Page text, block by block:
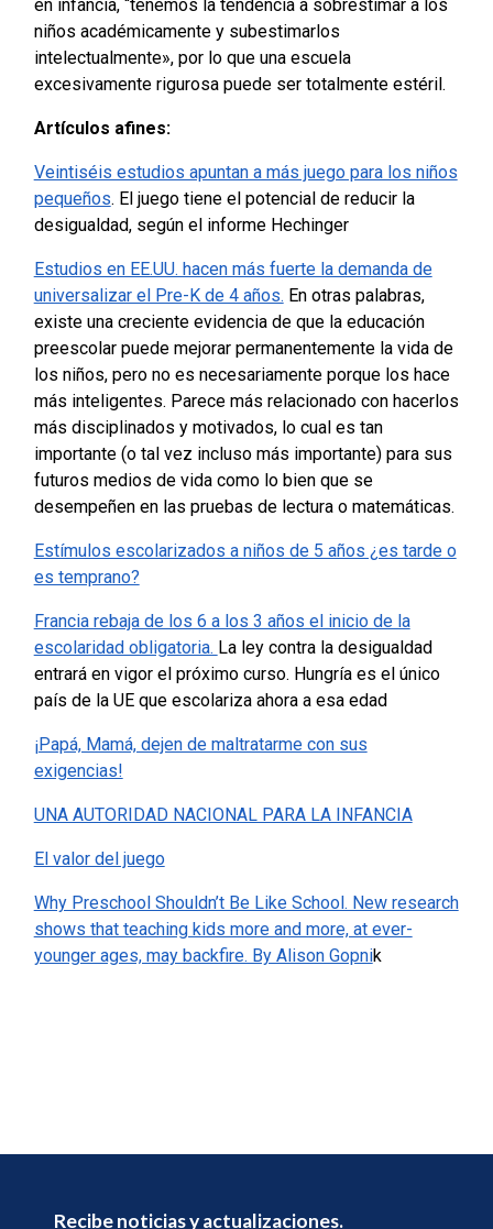
en infancia, “tenemos la tendencia a sobrestimar a los
niños académicamente y subestimarlos
intelectualmente», por lo que una escuela
excesivamente rigurosa puede ser totalmente estéril.
Artículos afines:
Veintiséis estudios apuntan a más juego para los niños
pequeños. El juego tiene el potencial de reducir la
desigualdad, según el informe Hechinger
Estudios en EE.UU. hacen más fuerte la demanda de
universalizar el Pre-K de 4 años. En otras palabras,
existe una creciente evidencia de que la educación
preescolar puede mejorar permanentemente la vida de
los niños, pero no es necesariamente porque los hace
más inteligentes. Parece más relacionado con hacerlos
más disciplinados y motivados, lo cual es tan
importante (o tal vez incluso más importante) para sus
futuros medios de vida como lo bien que se
desempeñen en las pruebas de lectura o matemáticas.
Estímulos escolarizados a niños de 5 años ¿es tarde o
es temprano?
Francia rebaja de los 6 a los 3 años el inicio de la
escolaridad obligatoria. La ley contra la desigualdad
entrará en vigor el próximo curso. Hungría es el único
país de la UE que escolariza ahora a esa edad
¡Papá, Mamá, dejen de maltratarme con sus
exigencias!
UNA AUTORIDAD NACIONAL PARA LA INFANCIA
El valor del juego
Why Preschool Shouldn’t Be Like School. New research
shows that teaching kids more and more, at ever-
younger ages, may backfire. By Alison Gopnik
Recibe noticias y actualizaciones.